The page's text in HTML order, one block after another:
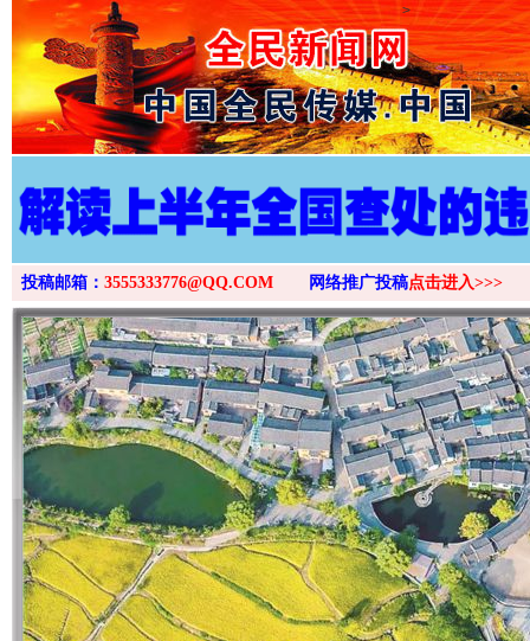
>
投稿邮箱： 3555333776@QQ.COM 网络推广投稿点击进入>>>